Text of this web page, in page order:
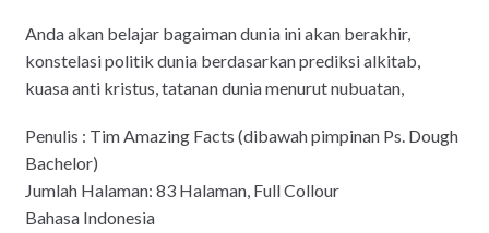
Anda akan belajar bagaiman dunia ini akan berakhir,
konstelasi politik dunia berdasarkan prediksi alkitab,
kuasa anti kristus, tatanan dunia menurut nubuatan,
Penulis : Tim Amazing Facts (dibawah pimpinan Ps. Dough
Bachelor)
Jumlah Halaman: 83 Halaman, Full Collour
Bahasa Indonesia